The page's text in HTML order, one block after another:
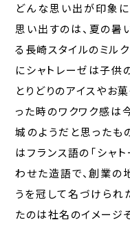
どんな思い出が印象
思い出すのは、夏の暑
る長崎スタイルのミル
にシャトレーゼは子供
とりどりのアイスやお
った時のワクワク感は
城のようだと思ったも
はフランス語の「シャト
わせた造語で、創業
うを冠して名づけられ
たのは社名のイメージ